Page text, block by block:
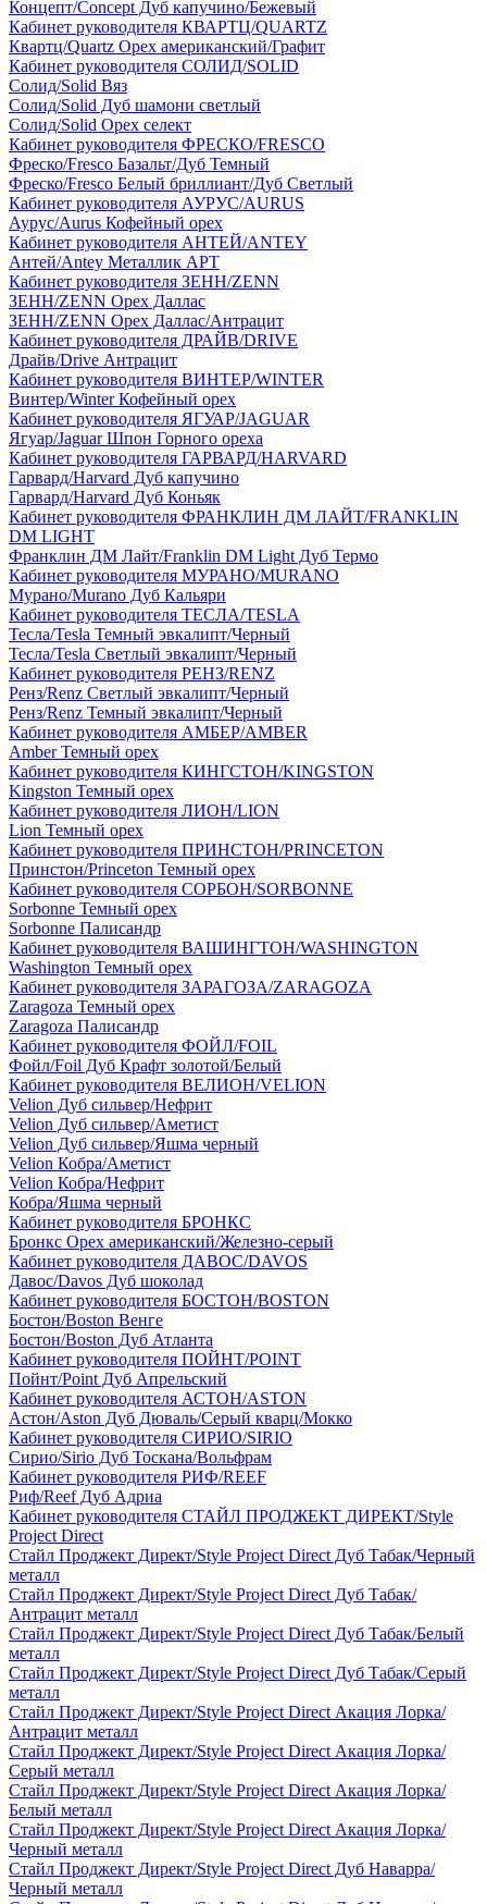
Концепт/Concept Дуб капучино/Бежевый
Кабинет руководителя КВАРТЦ/QUARTZ
Квартц/Quartz Орех американский/Графит
Кабинет руководителя СОЛИД/SOLID
Солид/Solid Вяз
Солид/Solid Дуб шамони светлый
Солид/Solid Орех селект
Кабинет руководителя ФРЕСКО/FRESCO
Фреско/Fresco Базальт/Дуб Темный
Фреско/Fresco Белый бриллиант/Дуб Светлый
Кабинет руководителя АУРУС/AURUS
Аурус/Aurus Кофейный орех
Кабинет руководителя АНТЕЙ/ANTEY
Антей/Antey Металлик АРТ
Кабинет руководителя ЗЕНН/ZENN
ЗЕНН/ZENN Орех Даллас
ЗЕНН/ZENN Орех Даллас/Антрацит
Кабинет руководителя ДРАЙВ/DRIVE
Драйв/Drive Антрацит
Кабинет руководителя ВИНТЕР/WINTER
Винтер/Winter Кофейный орех
Кабинет руководителя ЯГУАР/JAGUAR
Ягуар/Jaguar Шпон Горного ореха
Кабинет руководителя ГАРВАРД/HARVARD
Гарвард/Harvard Дуб капучино
Гарвард/Harvard Дуб Коньяк
Кабинет руководителя ФРАНКЛИН ДМ ЛАЙТ/FRANKLIN
DM LIGHT
Франклин ДМ Лайт/Franklin DM Light Дуб Термо
Кабинет руководителя МУРАНО/MURANO
Мурано/Murano Дуб Кальяри
Кабинет руководителя ТЕСЛА/TESLA
Тесла/Tesla Темный эвкалипт/Черный
Тесла/Tesla Светлый эвкалипт/Черный
Кабинет руководителя РЕНЗ/RENZ
Ренз/Renz Светлый эвкалипт/Черный
Ренз/Renz Темный эвкалипт/Черный
Кабинет руководителя АМБЕР/AMBER
Amber Темный орех
Кабинет руководителя КИНГСТОН/KINGSTON
Kingston Темный орех
Кабинет руководителя ЛИОН/LION
Lion Темный орех
Кабинет руководителя ПРИНСТОН/PRINCETON
Принстон/Princeton Темный орех
Кабинет руководителя СОРБОН/SORBONNE
Sorbonne Темный орех
Sorbonne Палисандр
Кабинет руководителя ВАШИНГТОН/WASHINGTON
Washington Темный орех
Кабинет руководителя ЗАРАГОЗА/ZARAGOZA
Zaragoza Темный орех
Zaragoza Палисандр
Кабинет руководителя ФОЙЛ/FOIL
Фойл/Foil Дуб Крафт золотой/Белый
Кабинет руководителя ВЕЛИОН/VELION
Velion Дуб сильвер/Нефрит
Velion Дуб сильвер/Аметист
Velion Дуб сильвер/Яшма черный
Velion Кобра/Аметист
Velion Кобра/Нефрит
Кобра/Яшма черный
Кабинет руководителя БРОНКС
Бронкс Орех американский/Железно-серый
Кабинет руководителя ДАВОС/DAVOS
Давос/Davos Дуб шоколад
Кабинет руководителя БОСТОН/BOSTON
Бостон/Boston Венге
Бостон/Boston Дуб Атланта
Кабинет руководителя ПОЙНТ/POINT
Пойнт/Point Дуб Апрельский
Кабинет руководителя АСТОН/ASTON
Астон/Aston Дуб Дюваль/Серый кварц/Мокко
Кабинет руководителя СИРИО/SIRIO
Сирио/Sirio Дуб Тоскана/Вольфрам
Кабинет руководителя РИФ/REEF
Риф/Reef Дуб Адриа
Кабинет руководителя СТАЙЛ ПРОДЖЕКТ ДИРЕКТ/Style
Project Direct
Стайл Проджект Директ/Style Project Direct Дуб Табак/Черный
металл
Стайл Проджект Директ/Style Project Direct Дуб Табак/
Антрацит металл
Стайл Проджект Директ/Style Project Direct Дуб Табак/Белый
металл
Стайл Проджект Директ/Style Project Direct Дуб Табак/Серый
металл
Стайл Проджект Директ/Style Project Direct Акация Лорка/
Антрацит металл
Стайл Проджект Директ/Style Project Direct Акация Лорка/
Серый металл
Стайл Проджект Директ/Style Project Direct Акация Лорка/
Белый металл
Стайл Проджект Директ/Style Project Direct Акация Лорка/
Черный металл
Стайл Проджект Директ/Style Project Direct Дуб Наварра/
Черный металл